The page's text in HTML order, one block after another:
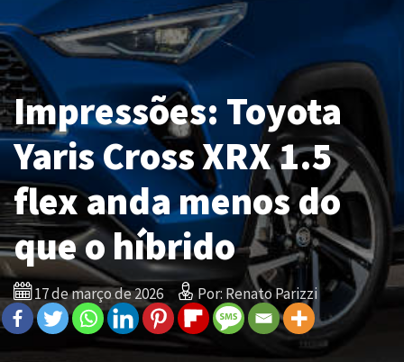
Impressões: Toyota
Yaris Cross XRX 1.5
flex anda menos do
que o híbrido
17 de março de 2026 Por: Renato Parizzi